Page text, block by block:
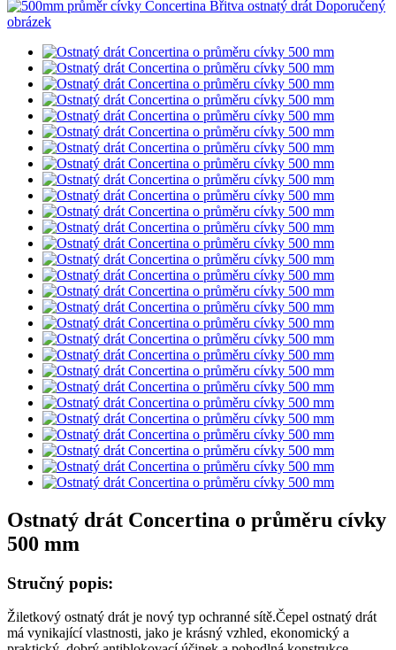
Ostnatý drát Concertina o průměru cívky
500 mm
Stručný popis:
Žiletkový ostnatý drát je nový typ ochranné sítě.Čepel ostnatý drát
má vynikající vlastnosti, jako je krásný vzhled, ekonomický a